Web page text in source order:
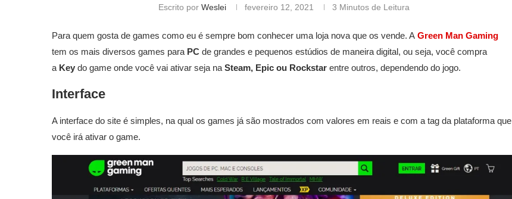
Escrito por Weslei fevereiro 12, 2021 3 Minutos de Leitura
Para quem gosta de games como eu é sempre bom conhecer uma loja nova que os vende. A Green Man Gaming
tem os mais diversos games para PC de grandes e pequenos estúdios de maneira digital, ou seja, você compra
a Key do game onde você vai ativar seja na Steam, Epic ou Rockstar entre outros, dependendo do jogo.
Interface
A interface do site é simples, na qual os games já são mostrados com valores em reais e com a tag da plataforma que
você irá ativar o game.